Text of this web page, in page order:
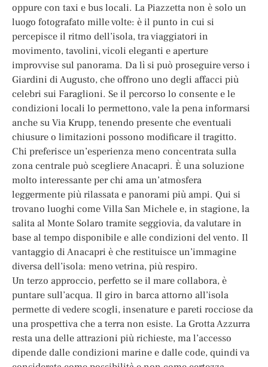
oppure con taxi e bus locali. La Piazzetta non è solo un
luogo fotografato mille volte: è il punto in cui si
percepisce il ritmo dell’isola, tra viaggiatori in
movimento, tavolini, vicoli eleganti e aperture
improvvise sul panorama. Da lì si può proseguire verso i
Giardini di Augusto, che offrono uno degli affacci più
celebri sui Faraglioni. Se il percorso lo consente e le
condizioni locali lo permettono, vale la pena informarsi
anche su Via Krupp, tenendo presente che eventuali
chiusure o limitazioni possono modificare il tragitto.
Chi preferisce un’esperienza meno concentrata sulla
zona centrale può scegliere Anacapri. È una soluzione
molto interessante per chi ama un’atmosfera
leggermente più rilassata e panorami più ampi. Qui si
trovano luoghi come Villa San Michele e, in stagione, la
salita al Monte Solaro tramite seggiovia, da valutare in
base al tempo disponibile e alle condizioni del vento. Il
vantaggio di Anacapri è che restituisce un’immagine
diversa dell’isola: meno vetrina, più respiro.
Un terzo approccio, perfetto se il mare collabora, è
puntare sull’acqua. Il giro in barca attorno all’isola
permette di vedere scogli, insenature e pareti rocciose da
una prospettiva che a terra non esiste. La Grotta Azzurra
resta una delle attrazioni più richieste, ma l’accesso
dipende dalle condizioni marine e dalle code, quindi va